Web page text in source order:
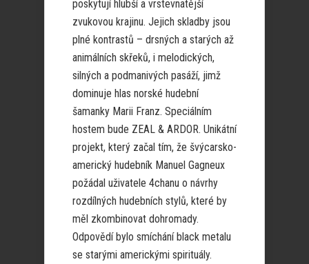
poskytují hlubší a vrstevnatější
zvukovou krajinu. Jejich skladby jsou
plné kontrastů – drsných a starých až
animálních skřeků, i melodických,
silných a podmanivých pasáží, jimž
dominuje hlas norské hudební
šamanky Marii Franz. Speciálním
hostem bude ZEAL & ARDOR. Unikátní
projekt, který začal tím, že švýcarsko-
americký hudebník Manuel Gagneux
požádal uživatele 4chanu o návrhy
rozdílných hudebních stylů, které by
měl zkombinovat dohromady.
Odpovědí bylo smíchání black metalu
se starými americkými spirituály.